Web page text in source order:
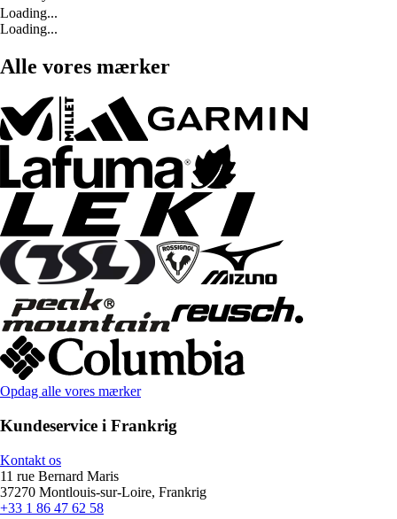
Loading...
Loading...
Alle vores mærker
Opdag alle vores mærker
Kundeservice i Frankrig
Kontakt os
11 rue Bernard Maris
37270 Montlouis-sur-Loire, Frankrig
+33 1 86 47 62 58